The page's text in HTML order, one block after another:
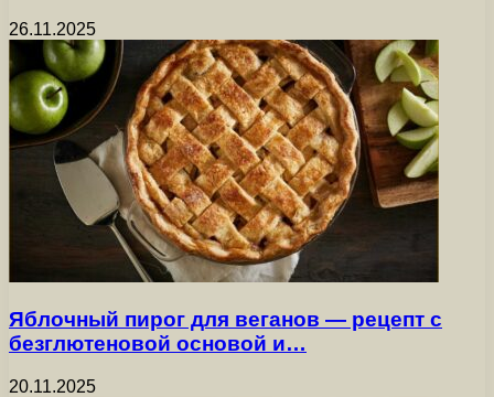
26.11.2025
Яблочный пирог для веганов — рецепт с
безглютеновой основой и…
20.11.2025